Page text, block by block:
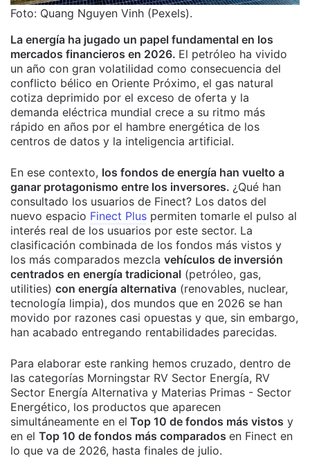
Foto: Quang Nguyen Vinh (Pexels).
La energía ha jugado un papel fundamental en los
mercados financieros en 2026. El petróleo ha vivido
un año con gran volatilidad como consecuencia del
conflicto bélico en Oriente Próximo, el gas natural
cotiza deprimido por el exceso de oferta y la
demanda eléctrica mundial crece a su ritmo más
rápido en años por el hambre energética de los
centros de datos y la inteligencia artificial.
En ese contexto, los fondos de energía han vuelto a
ganar protagonismo entre los inversores. ¿Qué han
consultado los usuarios de Finect? Los datos del
nuevo espacio Finect Plus permiten tomarle el pulso al
interés real de los usuarios por este sector. La
clasificación combinada de los fondos más vistos y
los más comparados mezcla vehículos de inversión
centrados en energía tradicional (petróleo, gas,
utilities) con energía alternativa (renovables, nuclear,
tecnología limpia), dos mundos que en 2026 se han
movido por razones casi opuestas y que, sin embargo,
han acabado entregando rentabilidades parecidas.
Para elaborar este ranking hemos cruzado, dentro de
las categorías Morningstar RV Sector Energía, RV
Sector Energía Alternativa y Materias Primas - Sector
Energético, los productos que aparecen
simultáneamente en el Top 10 de fondos más vistos y
en el Top 10 de fondos más comparados en Finect en
lo que va de 2026, hasta finales de julio.